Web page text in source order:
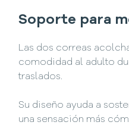
Soporte para
Las dos correas
comodidad al adulto
traslados.
Su diseño ayuda a
una sensación más